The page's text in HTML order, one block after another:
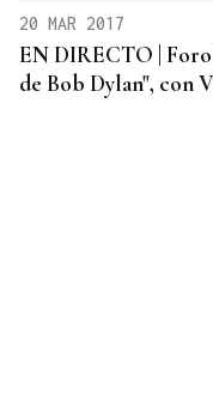
20 MAR 2017
EN DIRECTO |
de Bob Dylan", con